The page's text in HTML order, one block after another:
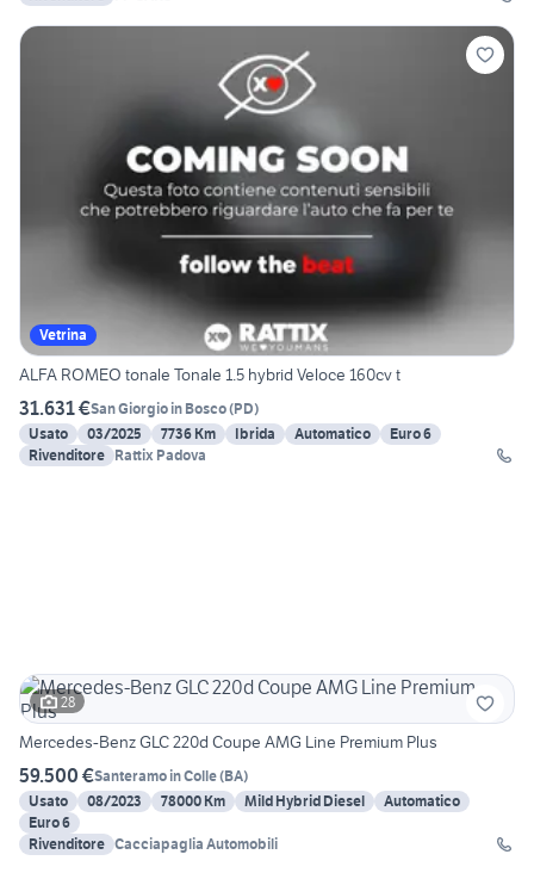
Vetrina
ALFA ROMEO tonale Tonale 1.5 hybrid Veloce 160cv t
31.631 €San Giorgio in Bosco(PD)
Usato
03/2025 7736 Km Ibrida Automatico
Euro 6
Rivenditore Rattix Padova
28
Mercedes-Benz GLC 220d Coupe AMG Line Premium Plus
59.500 €Santeramo in Colle(BA)
Usato
08/2023 78000 Km Mild Hybrid Diesel
Automatico
Euro 6
Rivenditore Cacciapaglia Automobili